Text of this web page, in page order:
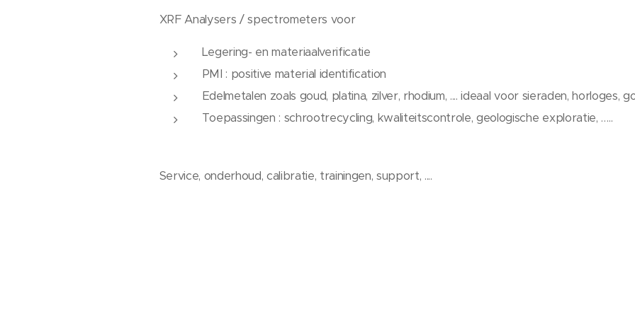
XRF Analysers / spectrometers voor
Legering- en materiaalverificatie
PMI : positive material identification
Edelmetalen zoals goud, platina, zilver, rhodium, .... ideaal voor sieraden, horloges,
Toepassingen : schrootrecycling, kwaliteitscontrole, geologische exploratie, …..
Service, onderhoud, calibratie, trainingen, support, ....